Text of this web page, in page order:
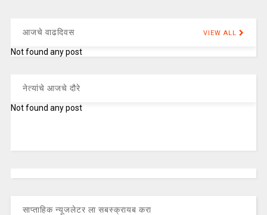
आजचे वाढदिवस VIEW ALL
Not found any post
नेत्यांचे आजचे दौरे
Not found any post
साप्ताहिक न्यूजलेटर ला सबस्क्रायब करा